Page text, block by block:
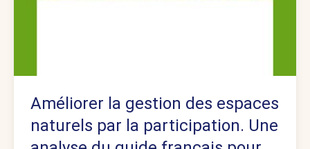
Améliorer la gestion des espaces
naturels par la participation. Une